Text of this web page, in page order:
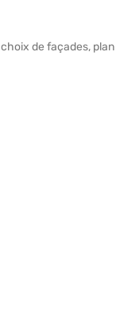
de façades,